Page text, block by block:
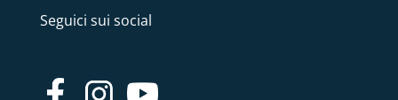
Seguici sui social